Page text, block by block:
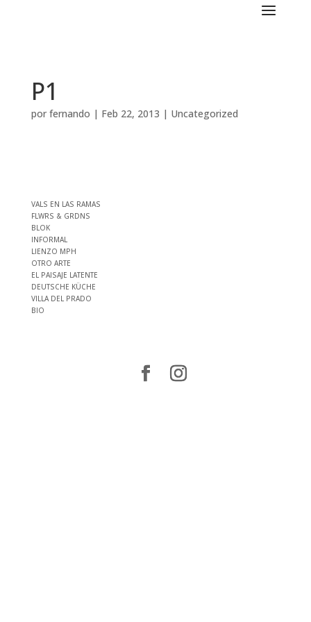
P1
por fernando | Feb 22, 2013 | Uncategorized
VALS EN LAS RAMAS
FLWRS & GRDNS
BLOK
INFORMAL
LIENZO MPH
OTRO ARTE
EL PAISAJE LATENTE
DEUTSCHE KÜCHE
VILLA DEL PRADO
BIO